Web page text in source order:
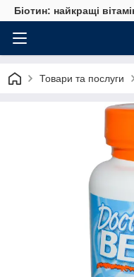
Біотин: найкращі
Товари та послуги